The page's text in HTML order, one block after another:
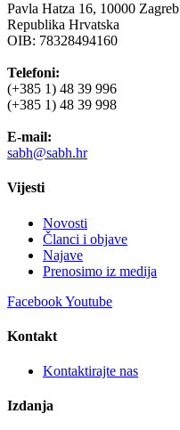
Pavla Hatza 16, 10000 Zagreb
Republika Hrvatska
OIB: 78328494160
Telefoni:
(+385 1) 48 39 996
(+385 1) 48 39 998
E-mail:
sabh@sabh.hr
Vijesti
Novosti
Članci i objave
Najave
Prenosimo iz medija
FacebookYoutube
Kontakt
Kontaktirajte nas
Izdanja